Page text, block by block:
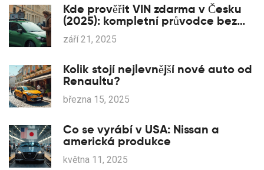
Kde prověřit VIN zdarma v Česku
(2025): kompletní průvodce bez
platebních zdí
září 21, 2025
Kolik stojí nejlevnější nové auto od
Renaultu?
března 15, 2025
Co se vyrábí v USA: Nissan a
americká produkce
května 11, 2025